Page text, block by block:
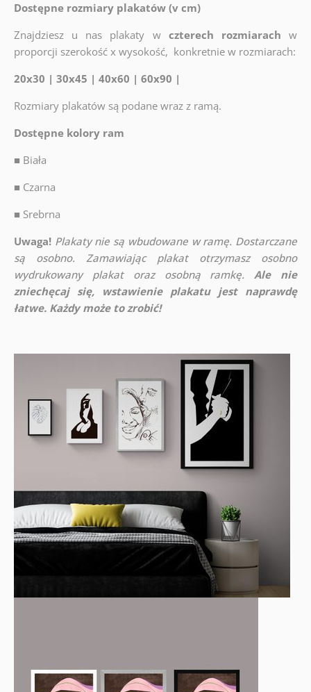
Dostępne rozmiary plakatów (v cm)
Znajdziesz u nas plakaty w czterech rozmiarach
w
proporcji szerokość x wysokość, konkretnie w rozmiarach:
20x30 | 30x45 | 40x60 | 60x90 |
Rozmiary plakatów są podane wraz z ramą.
Dostępne kolory ram
■ Biała
■ Czarna
■ Srebrna
Uwaga! Plakaty nie są wbudowane w ramę. Dostarczane
są osobno. Zamawiając plakat otrzymasz osobno
wydrukowany plakat oraz osobną ramkę.
Ale nie
zniechęcaj się, wstawienie plakatu jest naprawdę
łatwe. Każdy może to zrobić!